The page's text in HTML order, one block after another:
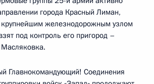
города Красный Лиман,
крупнейшим железнодорожным узлом
под контроль его пригород –
Масляковка.
Главнокомандующий! Соединения